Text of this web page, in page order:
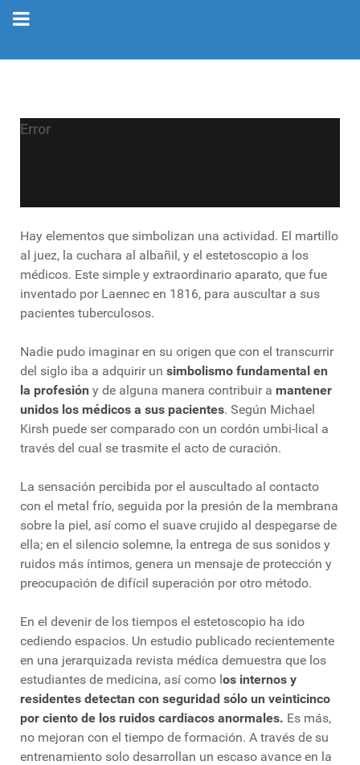
Error
Hay elementos que simbolizan una actividad. El martillo
al juez, la cuchara al albañil, y el estetoscopio a los
médicos. Este simple y extraordinario aparato, que fue
inventado por Laennec en 1816, para auscultar a sus
pacientes tuberculosos.
Nadie pudo imaginar en su origen que con el transcurrir
del siglo iba a adquirir un simbolismo fundamental en
la profesión y de alguna manera contribuir a mantener
unidos los médicos a sus pacientes. Según Michael
Kirsh puede ser comparado con un cordón umbi-lical a
través del cual se trasmite el acto de curación.
La sensación percibida por el auscultado al contacto
con el metal frío, seguida por la presión de la membrana
sobre la piel, así como el suave crujido al despegarse de
ella; en el silencio solemne, la entrega de sus sonidos y
ruidos más íntimos, genera un mensaje de protección y
preocupación de difícil superación por otro método.
En el devenir de los tiempos el estetoscopio ha ido
cediendo espacios. Un estudio publicado recientemente
en una jerarquizada revista médica demuestra que los
estudiantes de medicina, así como los internos y
residentes detectan con seguridad sólo un veinticinco
por ciento de los ruidos cardiacos anormales. Es más,
no mejoran con el tiempo de formación. A través de su
entrenamiento solo desarrollan un escaso avance en la